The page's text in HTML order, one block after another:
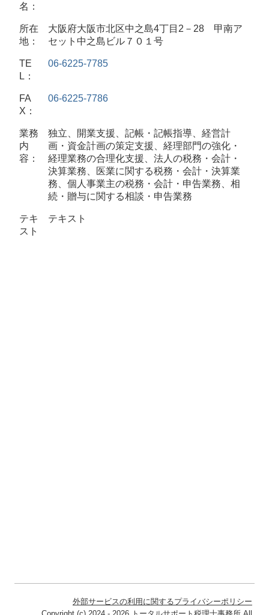
名：
所在
地：
大阪府大阪市北区中之島4丁目2－28 甲南ア
セット中之島ビル７０１号
TE
L：
06-6225-7785
FA
X：
06-6225-7786
業務
内
容：
独立、開業支援、記帳・記帳指導、経営計
画・資金計画の策定支援、経理部門の強化・
経理業務の合理化支援、法人の税務・会計・
決算業務、医業に関する税務・会計・決算業
務、個人事業主の税務・会計・申告業務、相
続・贈与に関する相談・申告業務
テキ
スト
テキスト
外部サービスの利用に関するプライバシーポリシー
Copyright (c) 2024 - 2026 トータルサポート税理士事務所 All